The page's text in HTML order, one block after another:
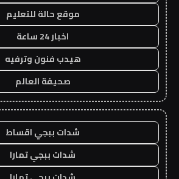
موقع حالة للتعليم
اخبار 24 ساعة
هيدب فنون وترفيه
صحيفة العالم
شدات ببجي اقساط
شدات ببجي تمارا